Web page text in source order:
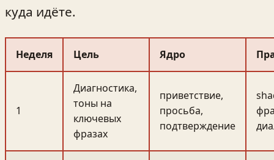
куда идёте.
Неделя Цель Ядро
1
Диагностика,
тоны на
ключевых
фразах
приветствие,
просьба,
подтверждение